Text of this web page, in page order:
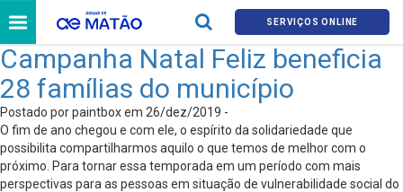
SERVIÇOS ONLINE
Campanha Natal Feliz beneficia
28 famílias do município
Postado por paintbox em 26/dez/2019 -
O fim de ano chegou e com ele, o espírito da solidariedade que
possibilita compartilharmos aquilo o que temos de melhor com o
próximo. Para tornar essa temporada em um período com mais
perspectivas para as pessoas em situação de vulnerabilidade social do